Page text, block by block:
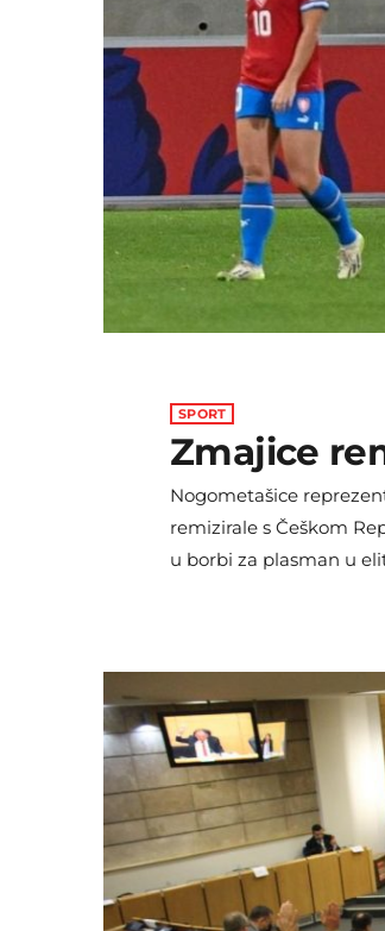
SPORT
Zmajice
Nogometašice
remizirale s Češkom
u borbi za plasman u